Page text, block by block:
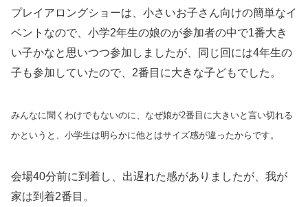
プレイアロングショーは、小さいお子さん向けの簡単なイ
ベントなので、小学2年生の娘のが参加者の中で1番大き
い子かなと思いつつ参加しましたが、同じ回には4年生の
子も参加していたので、2番目に大きな子どもでした。
みんなに聞くわけでもないのに、なぜ娘が2番目に大きいと言い切れる
かというと、小学生は明らかに他とはサイズ感が違ったからです。
会場40分前に到着し、出遅れた感がありましたが、我が
家は到着2番目。